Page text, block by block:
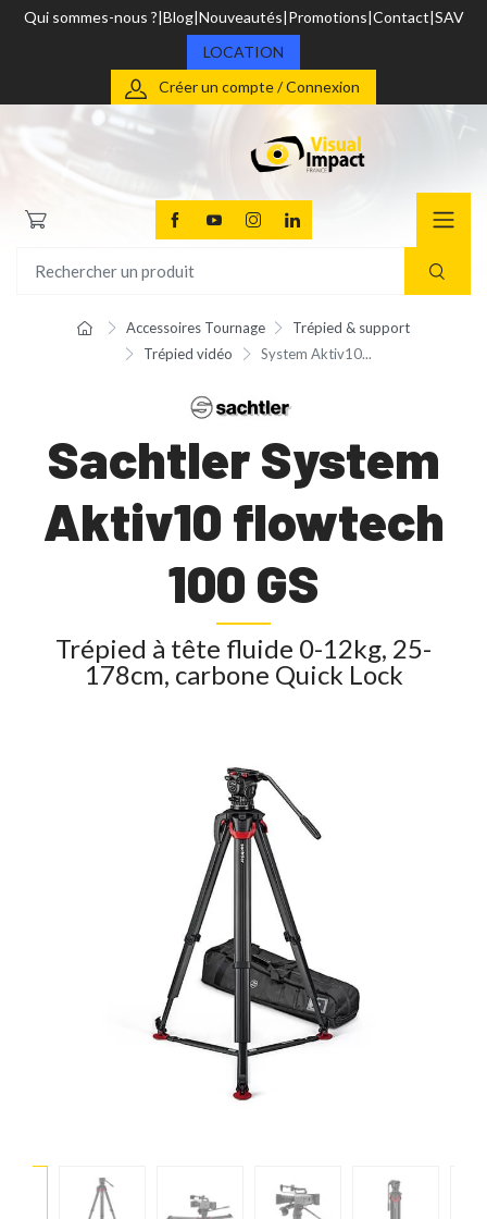
Qui sommes-nous ? Blog Nouveautés Promotions Contact SAV
LOCATION
Créer un compte / Connexion
Accessoires Tournage
Trépied & support
Trépied vidéo
System Aktiv10...
Sachtler System
Aktiv10 flowtech
100 GS
Trépied à tête fluide 0-12kg, 25-
178cm, carbone Quick Lock